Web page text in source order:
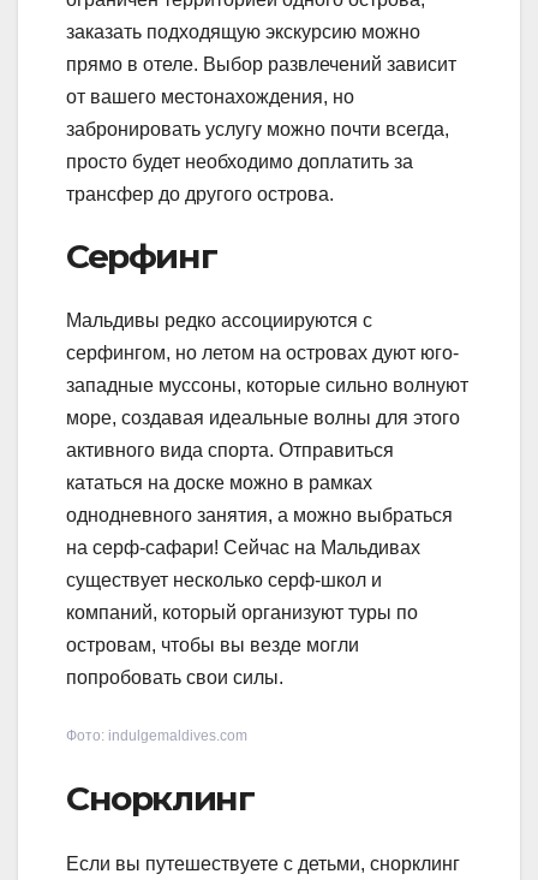
заказать подходящую экскурсию можно
прямо в отеле. Выбор развлечений зависит
от вашего местонахождения, но
забронировать услугу можно почти всегда,
просто будет необходимо доплатить за
трансфер до другого острова.
Серфинг
Мальдивы редко ассоциируются с
серфингом, но летом на островах дуют юго-
западные муссоны, которые сильно волнуют
море, создавая идеальные волны для этого
активного вида спорта. Отправиться
кататься на доске можно в рамках
однодневного занятия, а можно выбраться
на серф-сафари! Сейчас на Мальдивах
существует несколько серф-школ и
компаний, который организуют туры по
островам, чтобы вы везде могли
попробовать свои силы.
Фото: indulgemaldives.com
Снорклинг
Если вы путешествуете с детьми, снорклинг